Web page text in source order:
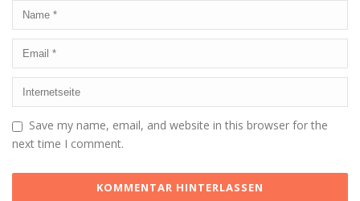
Save my name, email, and website in this browser for the
next time I comment.